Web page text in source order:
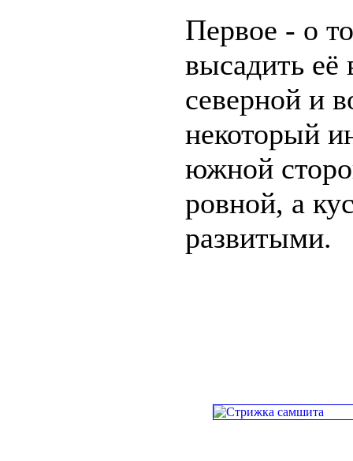
Первое - о
высадить её
северной и
некоторый
южной
ровной, а
развитыми.